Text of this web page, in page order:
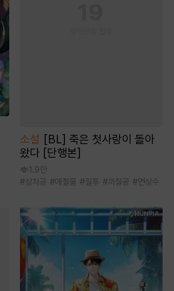
소설 [BL] 죽은 첫사랑이 돌아
왔다 [단행본]
1.9만
#상처공 #애절물 #질투 #까칠공 #연상수